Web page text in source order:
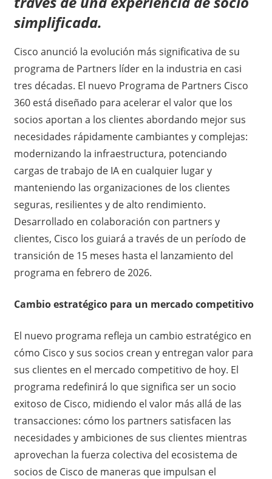
simplificada.
Cisco anunció la evolución más significativa de su
programa de Partners líder en la industria en casi
tres décadas. El nuevo Programa de Partners Cisco
360 está diseñado para acelerar el valor que los
socios aportan a los clientes abordando mejor sus
necesidades rápidamente cambiantes y complejas:
modernizando la infraestructura, potenciando
cargas de trabajo de IA en cualquier lugar y
manteniendo las organizaciones de los clientes
seguras, resilientes y de alto rendimiento.
Desarrollado en colaboración con partners y
clientes, Cisco los guiará a través de un período de
transición de 15 meses hasta el lanzamiento del
programa en febrero de 2026.
Cambio estratégico para un mercado competitivo
El nuevo programa refleja un cambio estratégico en
cómo Cisco y sus socios crean y entregan valor para
sus clientes en el mercado competitivo de hoy. El
programa redefinirá lo que significa ser un socio
exitoso de Cisco, midiendo el valor más allá de las
transacciones: cómo los partners satisfacen las
necesidades y ambiciones de sus clientes mientras
aprovechan la fuerza colectiva del ecosistema de
socios de Cisco de maneras que impulsan el